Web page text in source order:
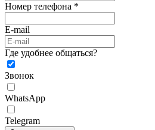
Номер телефона *
E-mail
Где удобнее общаться?
Звонок
WhatsApp
Telegram